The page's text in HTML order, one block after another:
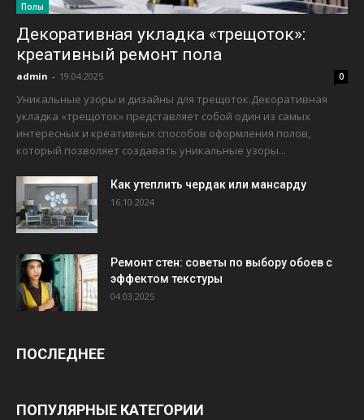
Полы
Декоративная укладка «трещоток»:
креативный ремонт пола
admin - 19.04.2025 0
Уникальные узоры и дизайны для трещоток.Декоративная
укладка «трещоток» представляет собой один из самых
интересных и креативных способов оформления полов,
который позволяет создавать уникальные узоры...
Как утеплить чердак или мансарду
16.10.2024
Ремонт стен: советы по выбору обоев с
эффектом текстуры
04.03.2025
ПОСЛЕДНЕЕ
ПОПУЛЯРНЫЕ КАТЕГОРИИ